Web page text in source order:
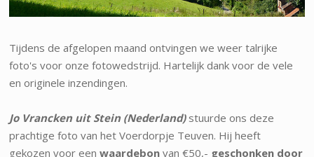
Tijdens de afgelopen maand ontvingen we weer talrijke
foto's voor onze fotowedstrijd. Hartelijk dank voor de vele
en originele inzendingen.
Jo Vrancken uit Stein (Nederland)stuurde ons deze
prachtige foto van het Voerdorpje Teuven. Hij heeft
gekozen voor eenwaardebon van €50,- geschonken door